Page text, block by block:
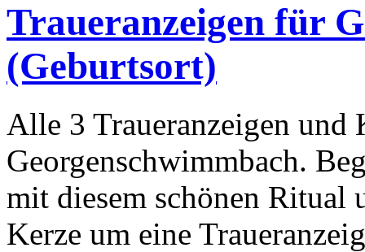
Traueranzeigen für
(Geburtsort)
Alle 3 Traueranzeigen und
Georgenschwimmbach.
mit diesem schönen Ritual
Kerze um eine